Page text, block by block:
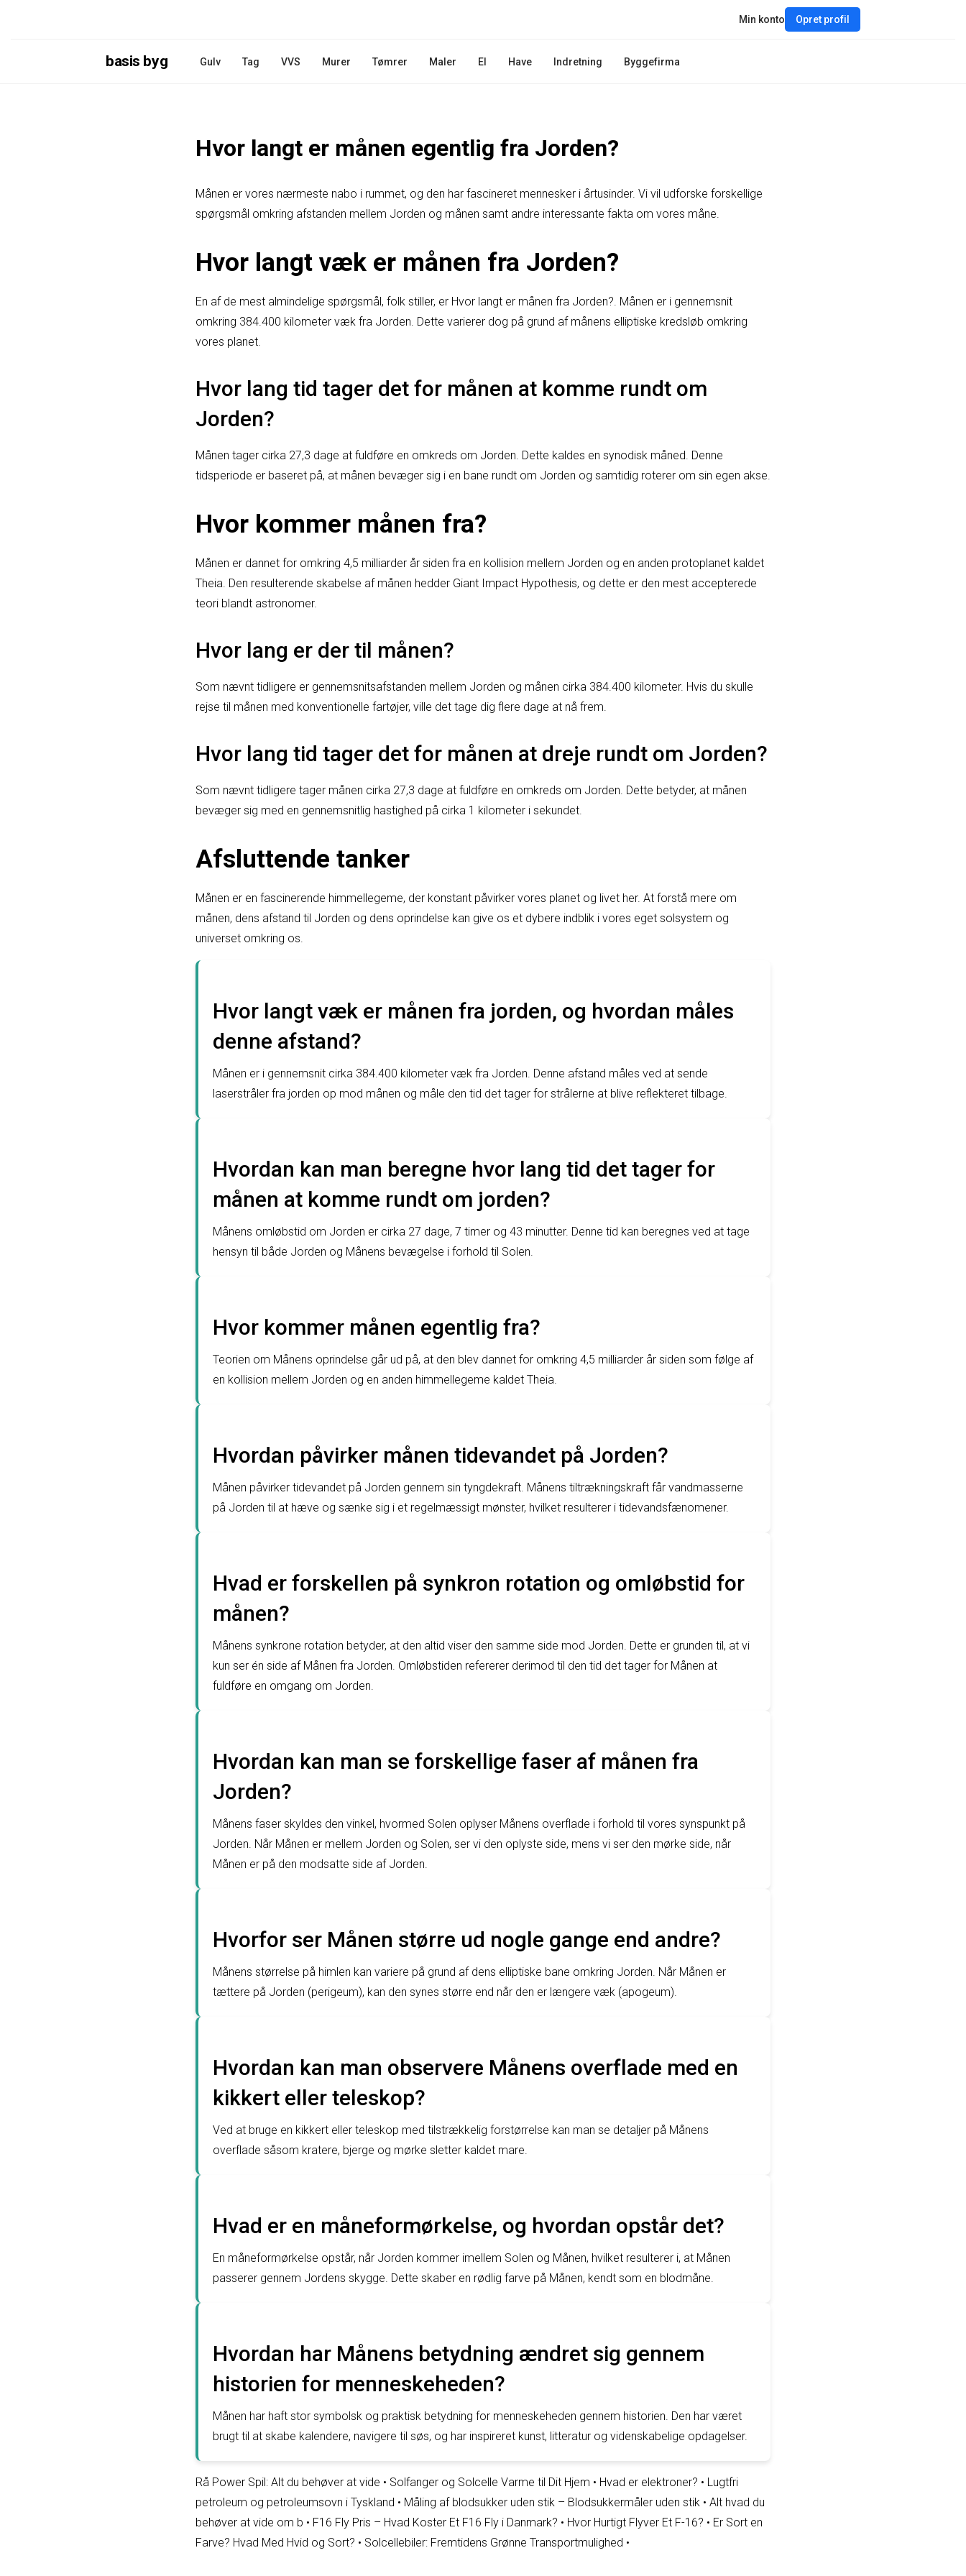
basis byg Gulv Tag VVS Murer Tømrer Maler El Have Indretning Byggefirma
Min konto Opret profil
Hvor langt er månen egentlig fra Jorden?
Månen er vores nærmeste nabo i rummet, og den har fascineret mennesker i årtusinder. Vi vil udforske forskellige
spørgsmål omkring afstanden mellem Jorden og månen samt andre interessante fakta om vores måne.
Hvor langt væk er månen fra Jorden?
En af de mest almindelige spørgsmål, folk stiller, er Hvor langt er månen fra Jorden?. Månen er i gennemsnit
omkring 384.400 kilometer væk fra Jorden. Dette varierer dog på grund af månens elliptiske kredsløb omkring
vores planet.
Hvor lang tid tager det for månen at komme rundt om
Jorden?
Månen tager cirka 27,3 dage at fuldføre en omkreds om Jorden. Dette kaldes en synodisk måned. Denne
tidsperiode er baseret på, at månen bevæger sig i en bane rundt om Jorden og samtidig roterer om sin egen akse.
Hvor kommer månen fra?
Månen er dannet for omkring 4,5 milliarder år siden fra en kollision mellem Jorden og en anden protoplanet kaldet
Theia. Den resulterende skabelse af månen hedder Giant Impact Hypothesis, og dette er den mest accepterede
teori blandt astronomer.
Hvor lang er der til månen?
Som nævnt tidligere er gennemsnitsafstanden mellem Jorden og månen cirka 384.400 kilometer. Hvis du skulle
rejse til månen med konventionelle fartøjer, ville det tage dig flere dage at nå frem.
Hvor lang tid tager det for månen at dreje rundt om Jorden?
Som nævnt tidligere tager månen cirka 27,3 dage at fuldføre en omkreds om Jorden. Dette betyder, at månen
bevæger sig med en gennemsnitlig hastighed på cirka 1 kilometer i sekundet.
Afsluttende tanker
Månen er en fascinerende himmellegeme, der konstant påvirker vores planet og livet her. At forstå mere om
månen, dens afstand til Jorden og dens oprindelse kan give os et dybere indblik i vores eget solsystem og
universet omkring os.
Hvor langt væk er månen fra jorden, og hvordan måles
denne afstand?
Månen er i gennemsnit cirka 384.400 kilometer væk fra Jorden. Denne afstand måles ved at sende
laserstråler fra jorden op mod månen og måle den tid det tager for strålerne at blive reflekteret tilbage.
Hvordan kan man beregne hvor lang tid det tager for
månen at komme rundt om jorden?
Månens omløbstid om Jorden er cirka 27 dage, 7 timer og 43 minutter. Denne tid kan beregnes ved at tage
hensyn til både Jorden og Månens bevægelse i forhold til Solen.
Hvor kommer månen egentlig fra?
Teorien om Månens oprindelse går ud på, at den blev dannet for omkring 4,5 milliarder år siden som følge af
en kollision mellem Jorden og en anden himmellegeme kaldet Theia.
Hvordan påvirker månen tidevandet på Jorden?
Månen påvirker tidevandet på Jorden gennem sin tyngdekraft. Månens tiltrækningskraft får vandmasserne
på Jorden til at hæve og sænke sig i et regelmæssigt mønster, hvilket resulterer i tidevandsfænomener.
Hvad er forskellen på synkron rotation og omløbstid for
månen?
Månens synkrone rotation betyder, at den altid viser den samme side mod Jorden. Dette er grunden til, at vi
kun ser én side af Månen fra Jorden. Omløbstiden refererer derimod til den tid det tager for Månen at
fuldføre en omgang om Jorden.
Hvordan kan man se forskellige faser af månen fra
Jorden?
Månens faser skyldes den vinkel, hvormed Solen oplyser Månens overflade i forhold til vores synspunkt på
Jorden. Når Månen er mellem Jorden og Solen, ser vi den oplyste side, mens vi ser den mørke side, når
Månen er på den modsatte side af Jorden.
Hvorfor ser Månen større ud nogle gange end andre?
Månens størrelse på himlen kan variere på grund af dens elliptiske bane omkring Jorden. Når Månen er
tættere på Jorden (perigeum), kan den synes større end når den er længere væk (apogeum).
Hvordan kan man observere Månens overflade med en
kikkert eller teleskop?
Ved at bruge en kikkert eller teleskop med tilstrækkelig forstørrelse kan man se detaljer på Månens
overflade såsom kratere, bjerge og mørke sletter kaldet mare.
Hvad er en måneformørkelse, og hvordan opstår det?
En måneformørkelse opstår, når Jorden kommer imellem Solen og Månen, hvilket resulterer i, at Månen
passerer gennem Jordens skygge. Dette skaber en rødlig farve på Månen, kendt som en blodmåne.
Hvordan har Månens betydning ændret sig gennem
historien for menneskeheden?
Månen har haft stor symbolsk og praktisk betydning for menneskeheden gennem historien. Den har været
brugt til at skabe kalendere, navigere til søs, og har inspireret kunst, litteratur og videnskabelige opdagelser.
Rå Power Spil: Alt du behøver at vide • Solfanger og Solcelle Varme til Dit Hjem • Hvad er elektroner? • Lugtfri
petroleum og petroleumsovn i Tyskland • Måling af blodsukker uden stik – Blodsukkermåler uden stik • Alt hvad du
behøver at vide om b • F16 Fly Pris – Hvad Koster Et F16 Fly i Danmark? • Hvor Hurtigt Flyver Et F-16? • Er Sort en
Farve? Hvad Med Hvid og Sort? • Solcellebiler: Fremtidens Grønne Transportmulighed •